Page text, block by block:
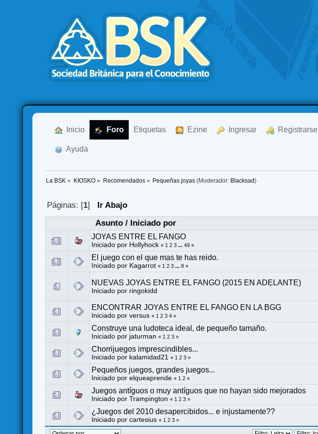
Inicio Foro Etiquetas Ezine Ingresar Registrarse
Ayuda
La BSK » KIOSKO» Recomendados» Pequeñas joyas (Moderador: Blacksad )
Páginas: [1]
Ir Abajo
Asunto/ Iniciado por
JOYAS ENTRE EL FANGO
Iniciado por Hollyhock « 1 2 3 ...49 »
El juego con el que mas te has reido.
Iniciado por Kagarrot « 1 2 3 ...8 »
NUEVAS JOYAS ENTRE EL FANGO (2015 EN ADELANTE)
Iniciado por ringokidd
ENCONTRAR JOYAS ENTRE EL FANGO EN LA BGG
Iniciado porversus « 1 2 3 4 »
Construye una ludoteca ideal, de pequeño tamaño.
Iniciado por jaturman « 1 2 3 »
Chorrijuegos imprescindibles...
Iniciado por kalamidad21 « 1 2 3 »
Pequeños juegos, grandes juegos...
Iniciado porelqueaprende « 1 2 »
Juegos antíguos o muy antíguos que no hayan sido mejorados
Iniciado por Trampington« 1 2 3 »
¿Juegos del 2010 desapercibidos... e injustamente??
Iniciado porcartesius « 1 2 3 »